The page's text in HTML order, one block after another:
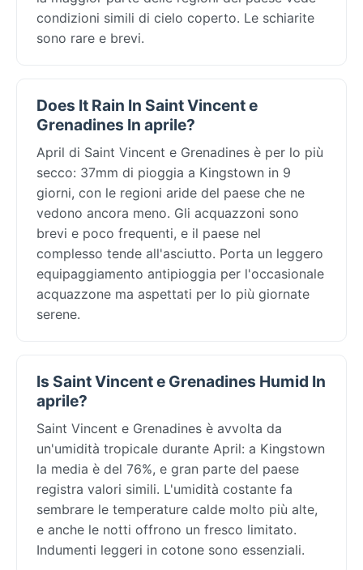
condizioni simili di cielo coperto. Le schiarite
sono rare e brevi.
Does It Rain In Saint Vincent e
Grenadines In aprile?
April di Saint Vincent e Grenadines è per lo più
secco: 37mm di pioggia a Kingstown in 9
giorni, con le regioni aride del paese che ne
vedono ancora meno. Gli acquazzoni sono
brevi e poco frequenti, e il paese nel
complesso tende all'asciutto. Porta un leggero
equipaggiamento antipioggia per l'occasionale
acquazzone ma aspettati per lo più giornate
serene.
Is Saint Vincent e Grenadines Humid In
aprile?
Saint Vincent e Grenadines è avvolta da
un'umidità tropicale durante April: a Kingstown
la media è del 76%, e gran parte del paese
registra valori simili. L'umidità costante fa
sembrare le temperature calde molto più alte,
e anche le notti offrono un fresco limitato.
Indumenti leggeri in cotone sono essenziali.